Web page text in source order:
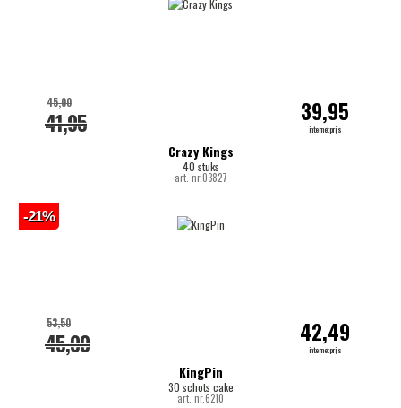
Crazy Kings
40 stuks
art. nr.03827
41,95
45,00 39,95
internetprijs
KingPin
30 schots cake
art. nr.6210
45,00
53,50 42,49
internetprijs
-21%